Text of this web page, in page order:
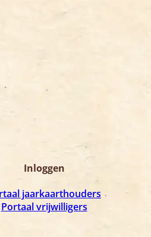
Inloggen
jaarkaarthouders
Portaal vrijwilligers